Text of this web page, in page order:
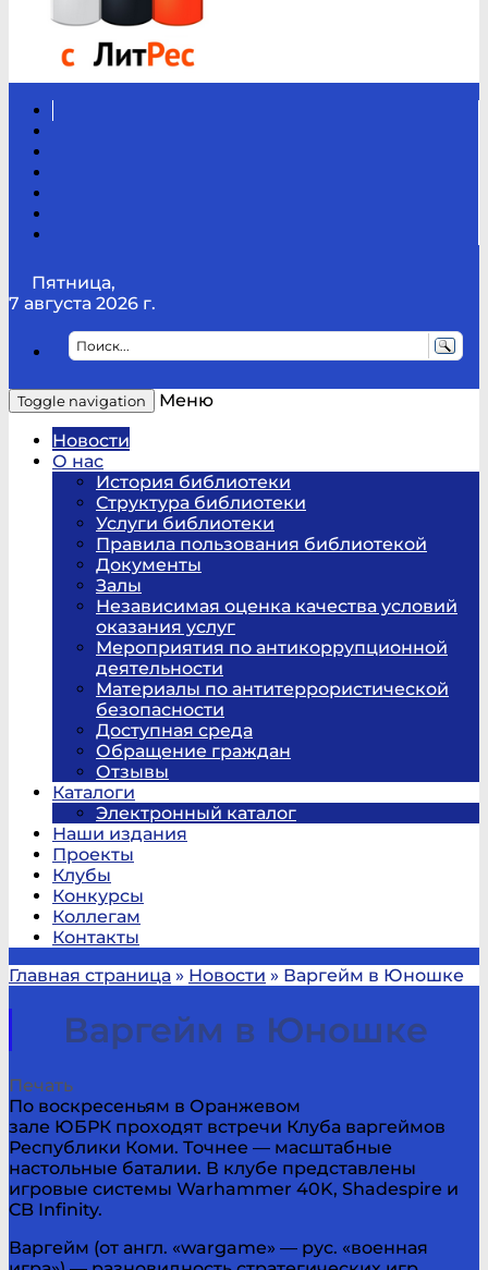
Пятница,
7 августа 2026 г.
Toggle navigation
Меню
Новости
О нас
История библиотеки
Структура библиотеки
Услуги библиотеки
Правила пользования библиотекой
Документы
Залы
Независимая оценка качества условий
оказания услуг
Мероприятия по антикоррупционной
деятельности
Материалы по антитеррористической
безопасности
Доступная среда
Обращение граждан
Отзывы
Каталоги
Электронный каталог
Наши издания
Проекты
Клубы
Конкурсы
Коллегам
Контакты
Главная страница » Новости » Варгейм в Юношке
Варгейм в Юношке
Печать
По воскресеньям в Оранжевом
зале ЮБРК проходят встречи Клуба варгеймов
Республики Коми. Точнее — масштабные
настольные баталии. В клубе представлены
игровые системы Warhammer 40K, Shadespire и
CB Infinity.
Варгейм (от англ. «wargame» — рус. «военная